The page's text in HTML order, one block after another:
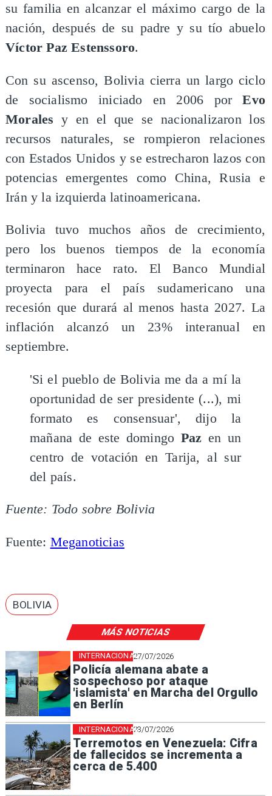
MÁS NOTICIAS
27/07/2026
Policía alemana abate a
sospechoso por ataque
'islamista' en Marcha del Orgullo
en Berlín
INTERNACIONAL
23/07/2026
Terremotos en Venezuela: Cifra
de fallecidos se incrementa a
cerca de 5.400
INTERNACIONAL
su familia en alcanzar el máximo cargo de la
nación, después de su padre y su tío abuelo
Víctor Paz Estenssoro.
Con su ascenso, Bolivia cierra un largo ciclo
de socialismo iniciado en 2006 porEvo
Morales y en el que se nacionalizaron los
recursos naturales, se rompieron relaciones
con Estados Unidos y se estrecharon lazos con
potencias emergentes como China, Rusia e
Irán y la izquierda latinoamericana.
Bolivia tuvo muchos años de crecimiento,
pero los buenos tiempos de la economía
terminaron hace rato. El Banco Mundial
proyecta para el país sudamericano una
recesión que durará al menos hasta 2027. La
inflación alcanzó un 23% interanual en
septiembre.
'Si el pueblo de Bolivia me da a mí la
oportunidad de ser presidente (...), mi
formato es consensuar', dijo la
mañana de este domingo Paz en un
centro de votación en Tarija, al sur
del país.
Fuente: Todo sobre Bolivia
​Fuente: Meganoticias
BOLIVIA